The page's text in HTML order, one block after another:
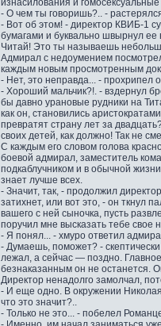
изнасилования и
- О чем ты говоришь?.. -
- Вот об этом! - директор КВИБ-1
бумагами и буквально швырнул ее
Читай! Это ты называешь
Адмирал с недоумением
каждым новым просмотренным
- Нет, это неправда... - прохрипел
- Хороший мальчик?!. - вздернул
бы давно урановые рудники на
как он, становились
превратят страну лет за
своих детей, как должно! Так не
С каждым его словом голова
боевой адмирал, заместитель
подкаблучником и в обычной
знает лучше всех.
- Значит, так, - продолжил
затихнет, или вот это, - он ткнул
вашего с ней сыночка, пусть
поручил мне высказать тебе свое
- Я понял... - хмуро ответил
- Думаешь, поможет? -
лежал, а сейчас — поздно.
безнаказанным он не останется.
Директор ненадолго замолчал,
- И еще одно. В окружении
что это значит?..
- Только не это... - побелел